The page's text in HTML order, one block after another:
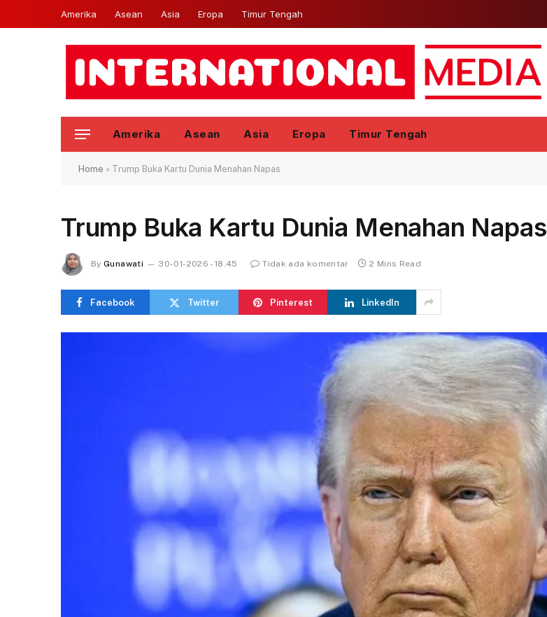
Amerika Asean Asia Eropa Timur Tengah
Amerika Asean Asia Eropa Timur Tengah
Home » Trump Buka Kartu Dunia Menahan Napas
Trump Buka Kartu Dunia Menahan Napas
By Gunawati 30-01-2026 - 18.45 Tidak ada komentar 2 Mins Read
Facebook Twitter Pinterest LinkedIn